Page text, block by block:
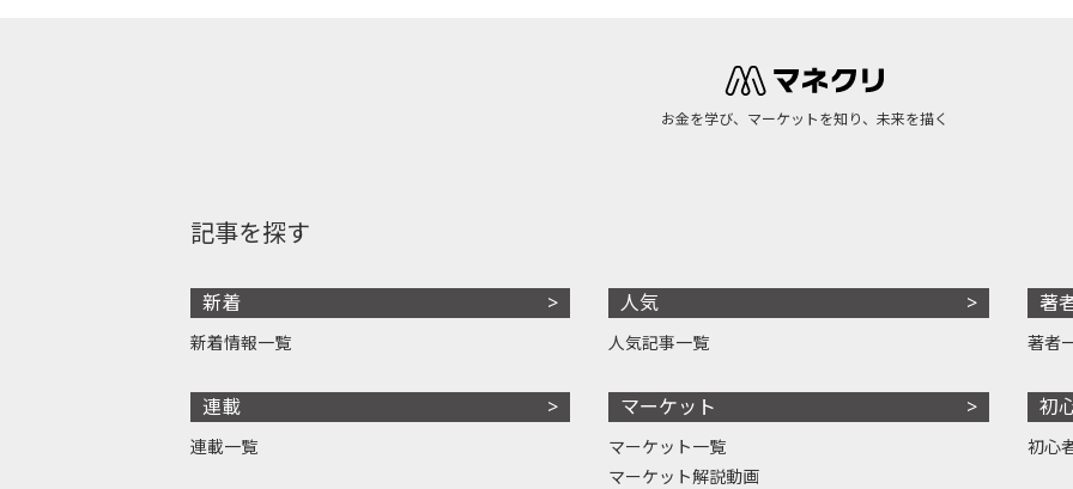
お金を学び、マーケットを知り、未来を描く
記事を探す
新着
新着情報一覧
連載
連載一覧
人気
人気記事一覧
マーケット
マーケット一覧
マーケット解説動画
著
著者
初
初心